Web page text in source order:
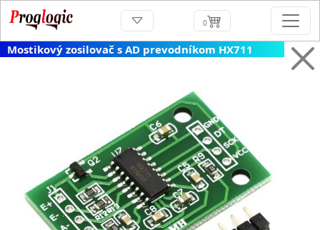
0
Mostikový zosilovač s AD prevodníkom HX711